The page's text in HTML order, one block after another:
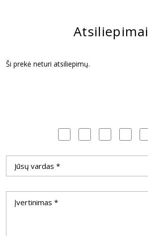
Atsiliepimai
Ši prekė neturi atsiliepimų.